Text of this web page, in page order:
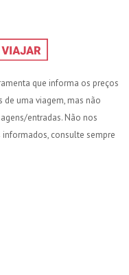
que informa os preços
uma viagem, mas não
entradas. Não nos
consulte sempre